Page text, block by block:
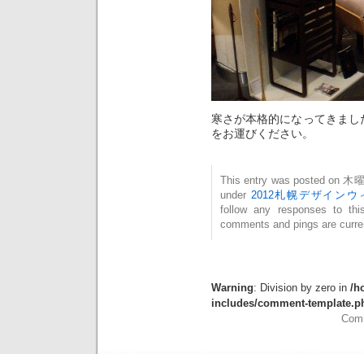
寒さが本格的になってきま
をお運びください。
This entry was posted on 木
under 2012札幌デザインウ
follow any responses to
comments and pings are
Warning: Division by zero in /
includes/comment-